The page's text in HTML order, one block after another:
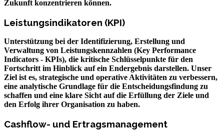
Zukunft konzentrieren können.
Leistungsindikatoren (KPI)
Unterstützung bei der Identifizierung, Erstellung und
Verwaltung von Leistungskennzahlen (Key Performance
Indicators - KPIs), die kritische Schlüsselpunkte für den
Fortschritt im Hinblick auf ein Endergebnis darstellen. Unser
Ziel ist es, strategische und operative Aktivitäten zu verbessern,
eine analytische Grundlage für die Entscheidungsfindung zu
schaffen und eine klare Sicht auf die Erfüllung der Ziele und
den Erfolg ihrer Organisation zu haben.
Cashflow- und Ertragsmanagement